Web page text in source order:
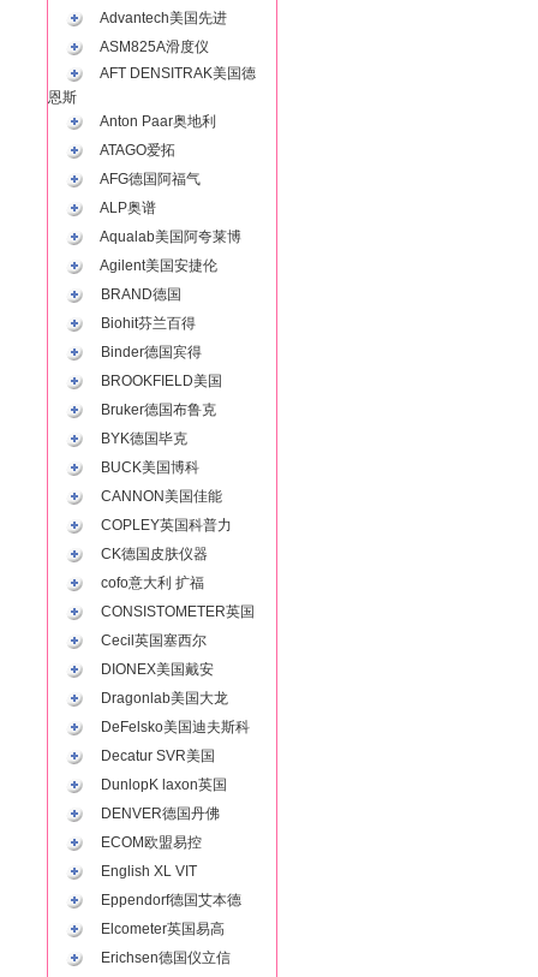
Advantech美国先进
ASM825A滑度仪
AFT DENSITRAK美国德
恩斯
Anton Paar奥地利
ATAGO爱拓
AFG德国阿福气
ALP奥谱
Aqualab美国阿夸莱博
Agilent美国安捷伦
BRAND德国
Biohit芬兰百得
Binder德国宾得
BROOKFIELD美国
Bruker德国布鲁克
BYK德国毕克
BUCK美国博科
CANNON美国佳能
COPLEY英国科普力
CK德国皮肤仪器
cofo意大利 扩福
CONSISTOMETER英国
Cecil英国塞西尔
DIONEX美国戴安
Dragonlab美国大龙
DeFelsko美国迪夫斯科
Decatur SVR美国
DunlopK laxon英国
DENVER德国丹佛
ECOM欧盟易控
English XL VIT
Eppendorf德国艾本德
Elcometer英国易高
Erichsen德国仪立信